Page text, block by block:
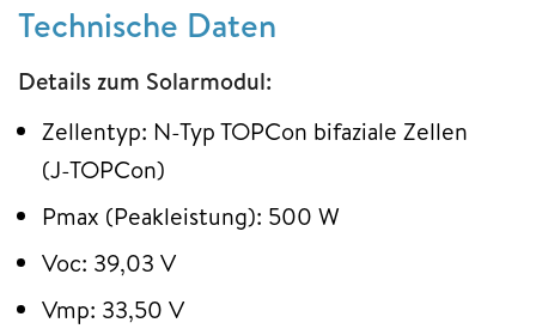
Technische Daten
Details zum Solarmodul:
Zellentyp: N-Typ TOPCon bifaziale Zellen
(J-TOPCon)
Pmax (Peakleistung): 500 W
Voc: 39,03 V
Vmp: 33,50 V